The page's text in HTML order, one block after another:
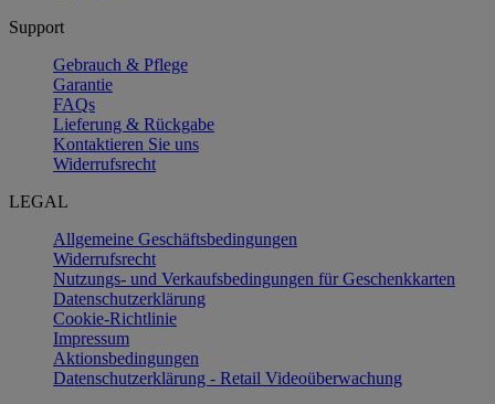
Support
Gebrauch & Pflege
Garantie
FAQs
Lieferung & Rückgabe
Kontaktieren Sie uns
Widerrufsrecht
LEGAL
Allgemeine Geschäftsbedingungen
Widerrufsrecht
Nutzungs- und Verkaufsbedingungen für Geschenkkarten
Datenschutzerklärung
Cookie-Richtlinie
Impressum
Aktionsbedingungen
Datenschutzerklärung - Retail Videoüberwachung